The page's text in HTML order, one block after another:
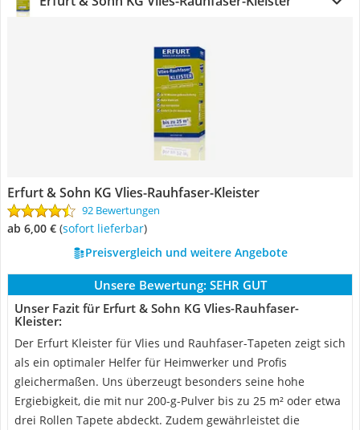
Erfurt & Sohn KG Vlies-Rauhfaser-Kleister
92 Bewertungen
ab 6,00 € ( Sofort lieferbar)
Preisvergleich und weitere Angebote
Unsere Bewertung: SEHR GUT
Unser Fazit für Erfurt & Sohn KG Vlies-Rauhfaser-
Kleister:
Der Erfurt Kleister für Vlies und Rauhfaser-Tapeten zeigt sich
als ein optimaler Helfer für Heimwerker und Profis
gleichermaßen. Uns überzeugt besonders seine hohe
Ergiebigkeit, die mit nur 200-g-Pulver bis zu 25 m² oder etwa
drei Rollen Tapete abdeckt. Zudem gewährleistet die